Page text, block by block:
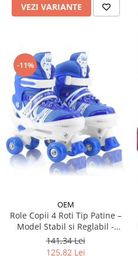
VEZI VARIANTE
-11%
OEM
Role Copii 4 Roti Tip Patine –
Model Stabil si Reglabil -
Albastru
141,34 Lei
125,82 Lei